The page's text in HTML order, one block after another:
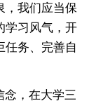
，我们应当保
学习风气，开
任务、完善自
念，在大学三